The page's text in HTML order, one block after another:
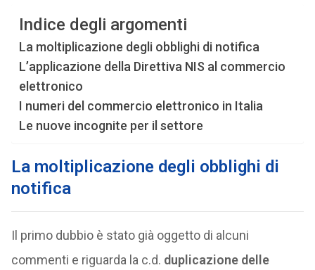
Indice degli argomenti
La moltiplicazione degli obblighi di notifica
L’applicazione della Direttiva NIS al commercio
elettronico
I numeri del commercio elettronico in Italia
Le nuove incognite per il settore
La moltiplicazione degli obblighi di
notifica
Il primo dubbio è stato già oggetto di alcuni
commenti e riguarda la c.d. duplicazione delle